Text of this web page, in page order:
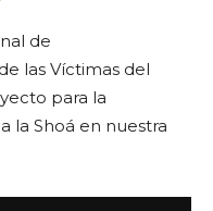
de
las Víctimas del
para la
la Shoá en nuestra